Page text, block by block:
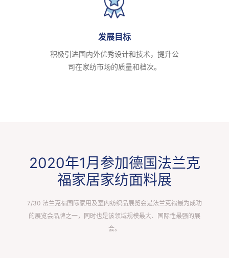
发展目标
积极引进国内外优秀设计和技术，提升公
司在家纺市场的质量和档次。
2020年1月参加德国法兰克
福家居家纺面料展
7/30 法兰克福国际家用及室内纺织品展览会是法兰克福最为成功
的展览会品牌之一，同时也是该领域规模最大、国际性最强的展
会。